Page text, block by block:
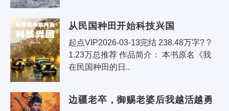
从民国种田开始科技兴国
起点VIP2026-03-13完结 238.48万字? ?
1.23万总推荐 作品简介： 本书原名《我
在民国种田的日..
边疆老卒，御赐老婆后我越活越勇